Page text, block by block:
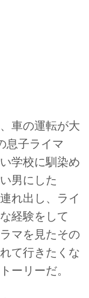
車の運転が大
息子ライマ
学校に馴染め
男にした
れ出し、ライ
経験をして
マを見たその
て行きたくな
ーリーだ。